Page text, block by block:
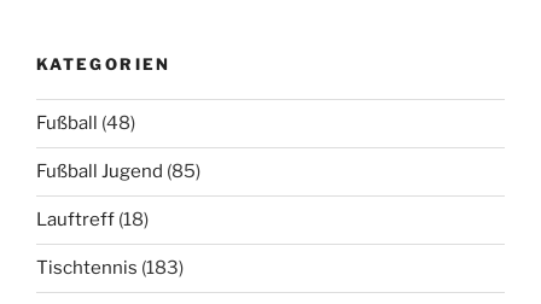
KATEGORIEN
Fußball (48)
Fußball Jugend (85)
Lauftreff (18)
Tischtennis (183)